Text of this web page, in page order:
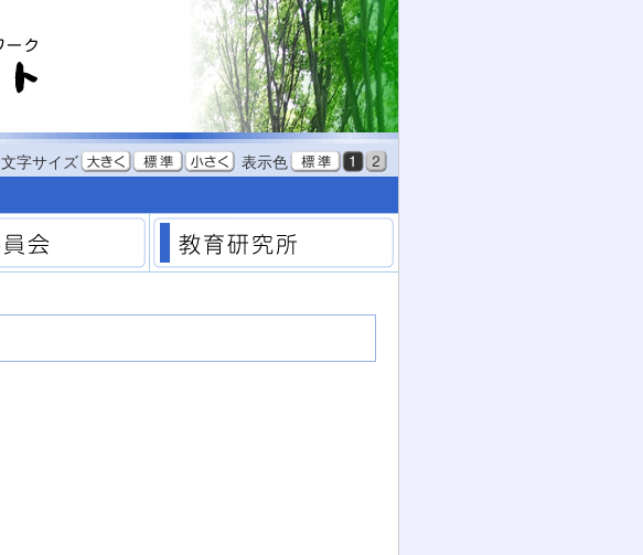
文字サイズ 表示色
教育委員会